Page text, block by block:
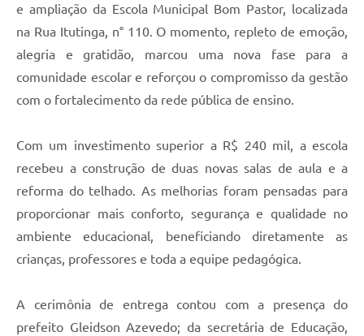
e ampliação da Escola Municipal Bom Pastor, localizada
na Rua Itutinga, n° 110. O momento, repleto de emoção,
alegria e gratidão, marcou uma nova fase para a
comunidade escolar e reforçou o compromisso da gestão
com o fortalecimento da rede pública de ensino.
Com um investimento superior a R$ 240 mil, a escola
recebeu a construção de duas novas salas de aula e a
reforma do telhado. As melhorias foram pensadas para
proporcionar mais conforto, segurança e qualidade no
ambiente educacional, beneficiando diretamente as
crianças, professores e toda a equipe pedagógica.
A cerimônia de entrega contou com a presença do
prefeito Gleidson Azevedo; da secretária de Educação,